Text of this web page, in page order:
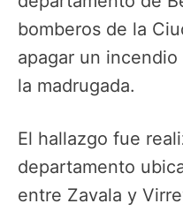
bomberos de la
apagar un
la madrugada.
El hallazgo fue
departamento
entre Zavala y